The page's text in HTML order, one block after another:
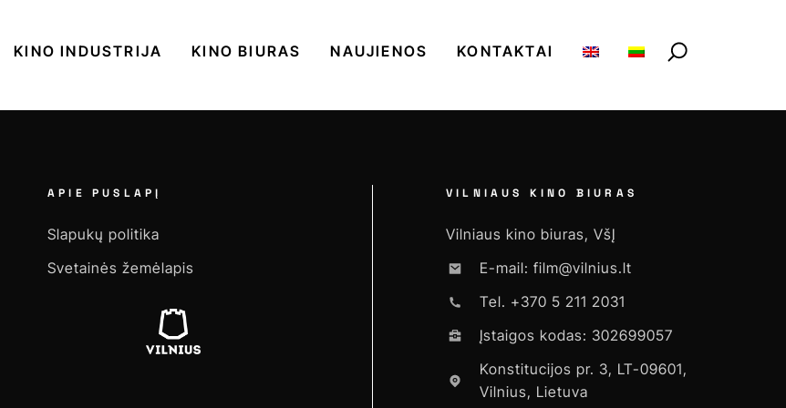
KINO INDUSTRIJA KINO BIURAS NAUJIENOS KONTAKTAI
APIE PUSLAPĮ
Slapukų politika
Svetainės žemėlapis
VILNIAUS KINO BIURAS
Vilniaus kino biuras, VšĮ
E-mail: film@vilnius.lt
Tel. +370 5 211 2031
Įstaigos kodas: 302699057
Konstitucijos pr. 3, LT-09601,
Vilnius, Lietuva